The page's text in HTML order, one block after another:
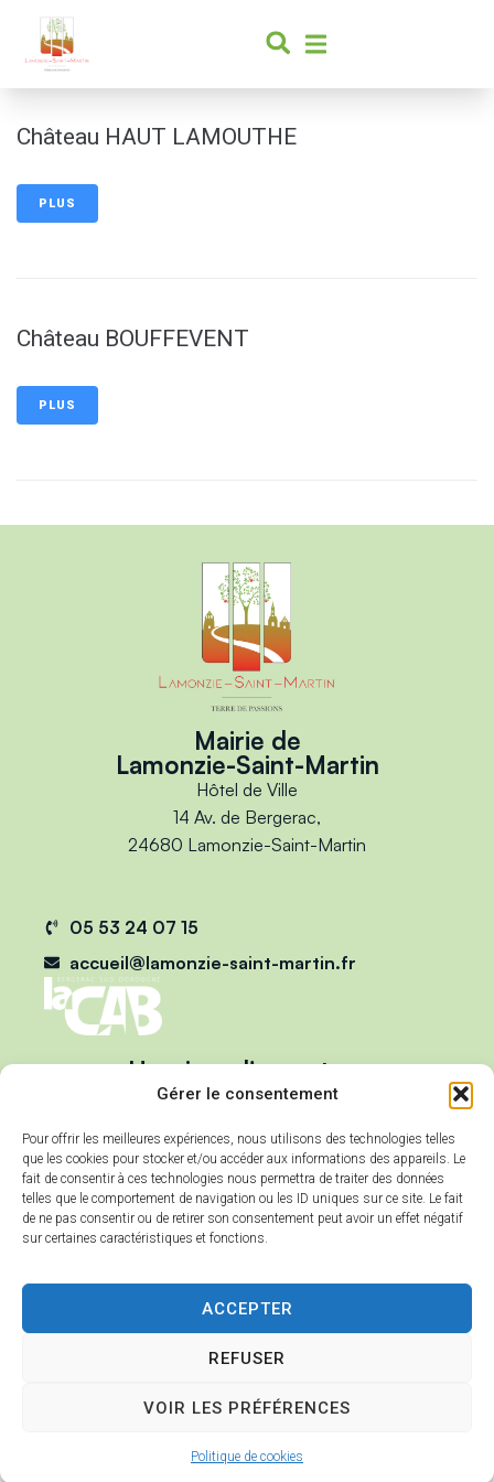
Gérer le consentement
Pour offrir les meilleures expériences, nous utilisons des technologies telles
que les cookies pour stocker et/ou accéder aux informations des appareils. Le
fait de consentir à ces technologies nous permettra de traiter des données
telles que le comportement de navigation ou les ID uniques sur ce site. Le fait
de ne pas consentir ou de retirer son consentement peut avoir un effet négatif
sur certaines caractéristiques et fonctions.
ACCEPTER
REFUSER
VOIR LES PRÉFÉRENCES
Politique de cookies
principal
Château HAUT LAMOUTHE
PLUS
Château BOUFFEVENT
PLUS
Mairie de
Lamonzie-Saint-Martin
Hôtel de Ville
14 Av. de Bergerac,
24680 Lamonzie-Saint-Martin
05 53 24 07 15
accueil@lamonzie-saint-martin.fr
Horaires d'ouverture
Du lundi au vendredi :
et de 13h00 à 17h00
Mercredi :
de 9h00 à 12h00
© 2025 Lamonzie-Saint-Martin x Utopia